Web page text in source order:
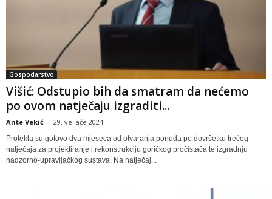
Gospodarstvo
Višić: Odstupio bih da smatram da nećemo
po ovom natječaju izgraditi...
Ante Vekić - 29. veljače 2024
Protekla su gotovo dva mjeseca od otvaranja ponuda po dovršetku trećeg
natječaja za projektiranje i rekonstrukciju goričkog pročistača te izgradnju
nadzorno-upravljačkog sustava. Na natječaj...